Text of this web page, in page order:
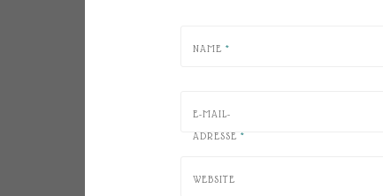
NAME *
E-MAIL-
ADRESSE *
WEBSITE